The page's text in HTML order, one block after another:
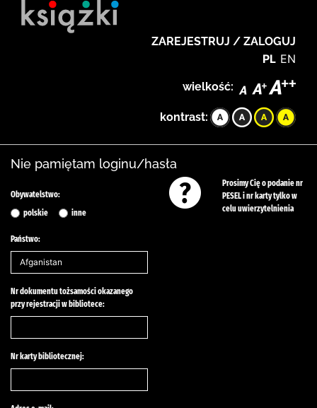
ZAREJESTRUJ / ZALOGUJ
PL EN
wielkość:
kontrast:
Nie pamiętam loginu/hasła
Obywatelstwo:
polskie
inne
Państwo:
Nr dokumentu tożsamości okazanego
przy rejestracji w bibliotece:
Nr karty bibliotecznej:
Prosimy Cię o podanie nr
PESEL i nr karty tylko w
celu uwierzytelnienia